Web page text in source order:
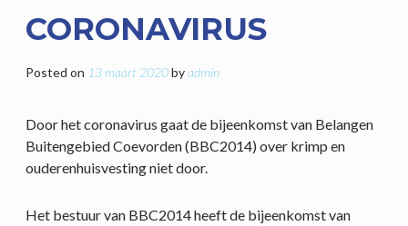
CORONAVIRUS
Posted on 13 maart 2020byadmin
Door het coronavirus gaat de bijeenkomst van Belangen
Buitengebied Coevorden (BBC2014) over krimp en
ouderenhuisvesting niet door.
Het bestuur van BBC2014 heeft de bijeenkomst van